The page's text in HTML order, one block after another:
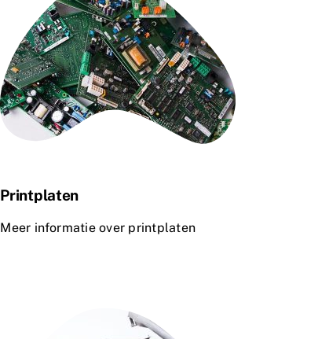
Printplaten
Meer informatie over printplaten